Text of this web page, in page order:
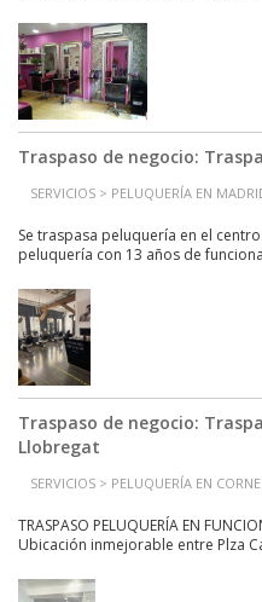
Traspaso de negocio:
SERVICIOS > PELUQUERÍA EN
Se traspasa peluquería en el
peluquería con 13 años de
Traspaso de negocio:
Llobregat
SERVICIOS > PELUQUERÍA EN
TRASPASO PELUQUERÍA EN
Ubicación inmejorable entre Plza